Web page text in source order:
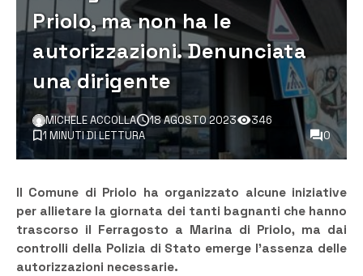
Priolo, ma non ha le
autorizzazioni. Denunciata
una dirigente
MICHELE ACCOLLA 18 AGOSTO 2023
346
1 MINUTI DI LETTURA
0
Il Comune di Priolo ha organizzato alcune iniziative
per allietare la giornata dei tanti bagnanti che hanno
trascorso il Ferragosto a Marina di Priolo, ma dai
controlli della Polizia di Stato emerge l’assenza delle
autorizzazioni necessarie.